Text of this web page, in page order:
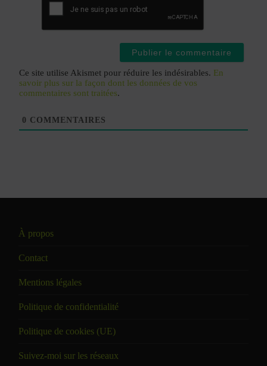
Ce site utilise Akismet pour réduire les indésirables. En
savoir plus sur la façon dont les données de vos
commentaires sont traitées.
0 COMMENTAIRES
À propos
Contact
Mentions légales
Politique de confidentialité
Politique de cookies (UE)
Suivez-moi sur les réseaux